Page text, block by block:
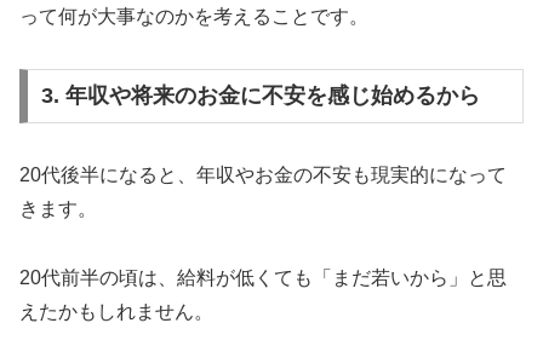
って何が大事なのかを考えることです。
3. 年収や将来のお金に不安を感じ始めるから
20代後半になると、年収やお金の不安も現実的になって
きます。
20代前半の頃は、給料が低くても「まだ若いから」と思
えたかもしれません。